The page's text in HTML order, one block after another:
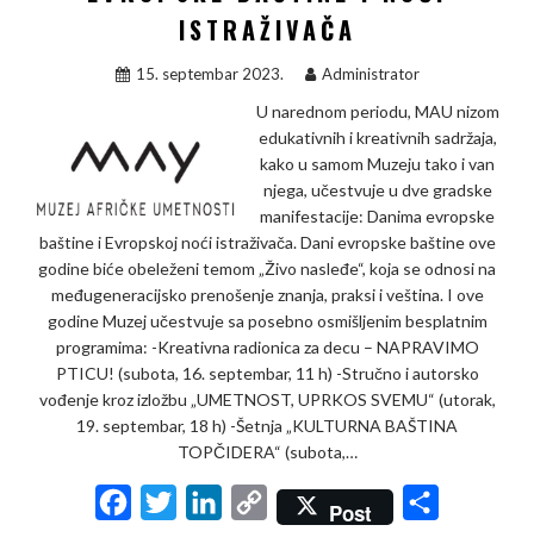
ISTRAŽIVAČA
15. septembar 2023. Administrator
U narednom periodu, MAU nizom
edukativnih i kreativnih sadržaja,
kako u samom Muzeju tako i van
njega, učestvuje u dve gradske
manifestacije: Danima evropske
baštine i Evropskoj noći istraživača. Dani evropske baštine ove
godine biće obeleženi temom „Živo nasleđe“, koja se odnosi na
međugeneracijsko prenošenje znanja, praksi i veština. I ove
godine Muzej učestvuje sa posebno osmišljenim besplatnim
programima: -Kreativna radionica za decu – NAPRAVIMO
PTICU! (subota, 16. septembar, 11 h) -Stručno i autorsko
vođenje kroz izložbu „UMETNOST, UPRKOS SVEMU“ (utorak,
19. septembar, 18 h) -Šetnja „KULTURNA BAŠTINA
TOPČIDERA“ (subota,…
C
Post